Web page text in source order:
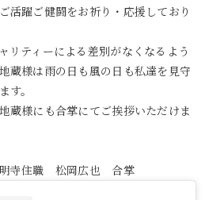
活躍ご健闘をお祈り・応援しており
リティーによる差別がなくなるよう
蔵様は雨の日も風の日も私達を見守
す。
蔵様にも合掌にてご挨拶いただけま
寺住職 松岡広也 合掌